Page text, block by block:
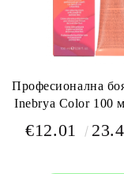
Професионална
Inebrya Color 100
€12.01